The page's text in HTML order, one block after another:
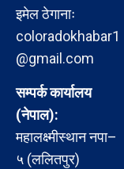
इमेल ठेगानाः
coloradokhabar1
@gmail.com
सम्पर्क कार्यालय
(नेपाल):
महालक्ष्मीस्थान नपा–
५ (ललितपुर)